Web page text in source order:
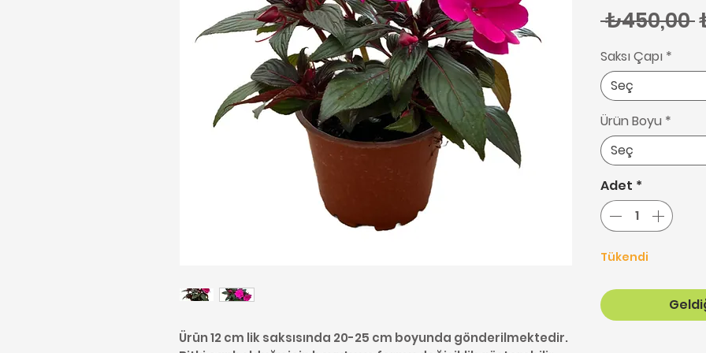
Ürün 12 cm lik saksısında 20-25 cm boyunda gönderilmektedir.
₺450,00
Saksı Çapı *
Seç
Ürün Boyu *
Seç
Adet *
Tükendi